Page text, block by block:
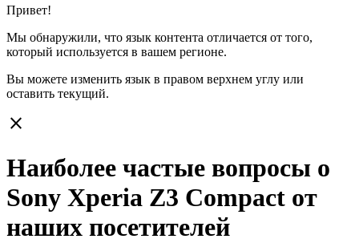
Привет!
Мы обнаружили, что язык контента отличается от того,
который используется в вашем регионе.
Вы можете изменить язык в правом верхнем углу или
оставить текущий.
close
Наиболее частые вопросы о
Sony Xperia Z3 Compact от
наших посетителей